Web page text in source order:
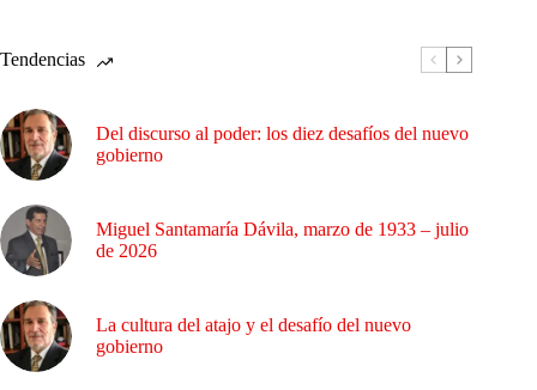
Tendencias
Del discurso al poder: los diez desafíos del nuevo
gobierno
Miguel Santamaría Dávila, marzo de 1933 – julio
de 2026
La cultura del atajo y el desafío del nuevo
gobierno